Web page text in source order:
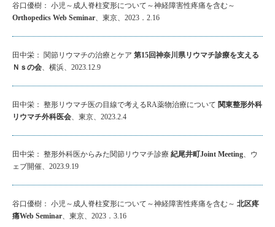
谷口優樹： 小児～成人脊柱変形について～神経障害性疼痛を含む～
Orthopedics Web Seminar、東京、2023．2.16
田中栄： 関節リウマチの治療とケア 第15回神奈川県リウマチ診療を支える
Ｎｓの会、横浜、2023.12.9
田中栄： 整形リウマチ医の目線で考えるRA薬物治療について 関東整形外科
リウマチ外科医会、東京、2023.2.4
田中栄： 整形外科医からみた関節リウマチ診療 紀尾井町Joint Meeting、ウ
ェブ開催、2023.9.19
谷口優樹： 小児～成人脊柱変形について～神経障害性疼痛を含む～ 北区疼
痛Web Seminar、東京、2023．3.16